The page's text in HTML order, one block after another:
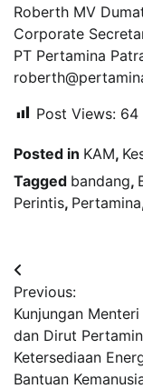
Roberth MV
Corporate
PT Pertamina
Post Views: 64
Posted in KAM,
Tagged bandang,
Perintis, Pertamina
Navigasi
pos
Previous:
Kunjungan Menteri
dan Dirut
Ketersediaan
Bantuan